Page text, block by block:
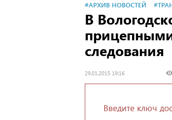
#АРХИВ НОВОСТЕЙ
В
следования
29.01.2015 19:16
Введите ключ